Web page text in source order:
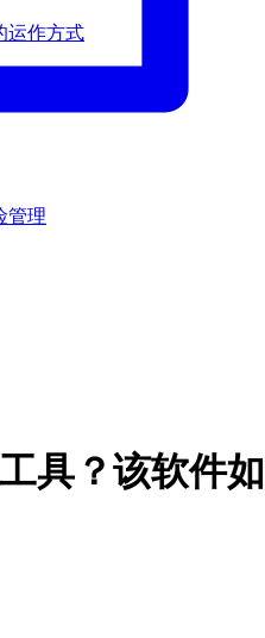
运作方式
管理
具？该软件如